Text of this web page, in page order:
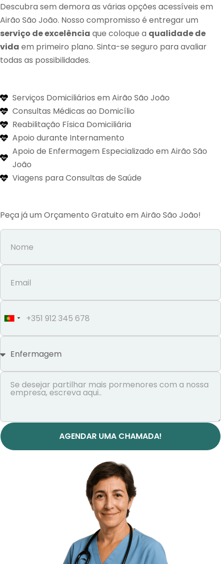
Descubra sem demora as várias opções acessíveis em
Airão São João. Nosso compromisso é entregar um
serviço de excelência que coloque a qualidade de
vida em primeiro plano. Sinta-se seguro para avaliar
todas as possibilidades.
Serviços Domiciliários em Airão São João
Consultas Médicas ao Domicílio
Reabilitação Física Domiciliária
Apoio durante Internamento
Apoio de Enfermagem Especializado em Airão São
João
Viagens para Consultas de Saúde
Peça já um Orçamento Gratuito em Airão São João!
Portugal
+351
AGENDAR UMA CHAMADA!